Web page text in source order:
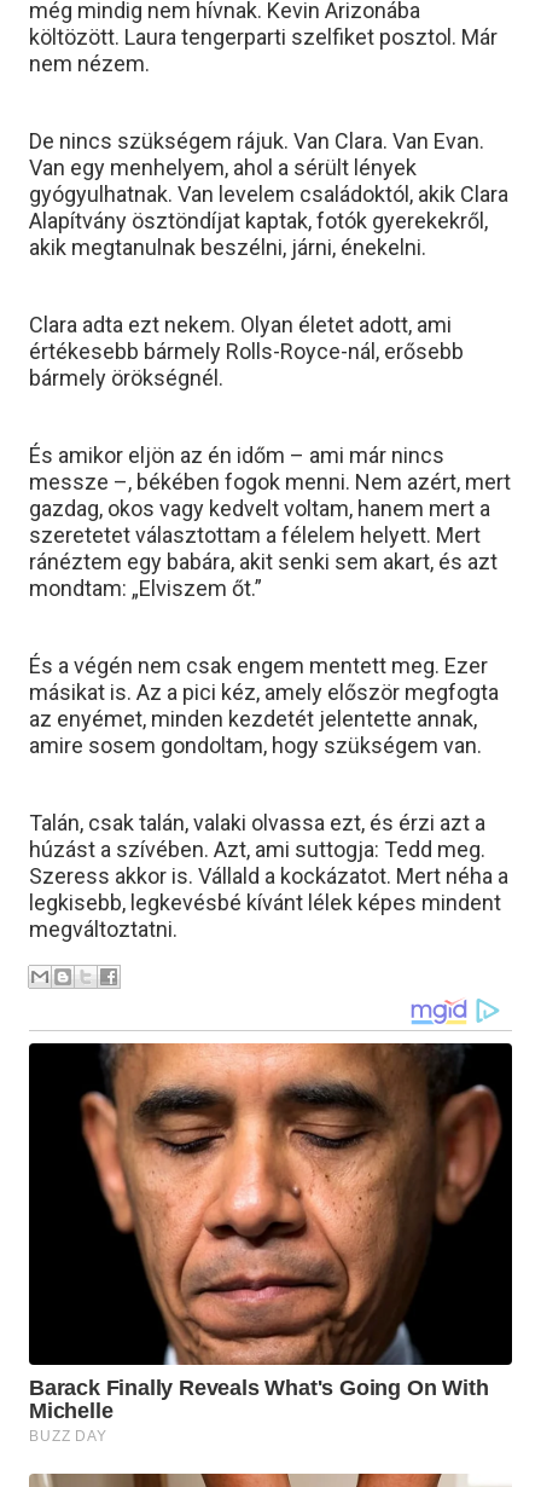
még mindig nem hívnak. Kevin Arizonába
költözött. Laura tengerparti szelfiket posztol. Már
nem nézem.
De nincs szükségem rájuk. Van Clara. Van Evan.
Van egy menhelyem, ahol a sérült lények
gyógyulhatnak. Van levelem családoktól, akik Clara
Alapítvány ösztöndíjat kaptak, fotók gyerekekről,
akik megtanulnak beszélni, járni, énekelni.
Clara adta ezt nekem. Olyan életet adott, ami
értékesebb bármely Rolls-Royce-nál, erősebb
bármely örökségnél.
És amikor eljön az én időm – ami már nincs
messze –, békében fogok menni. Nem azért, mert
gazdag, okos vagy kedvelt voltam, hanem mert a
szeretetet választottam a félelem helyett. Mert
ránéztem egy babára, akit senki sem akart, és azt
mondtam: „Elviszem őt.”
És a végén nem csak engem mentett meg. Ezer
másikat is. Az a pici kéz, amely először megfogta
az enyémet, minden kezdetét jelentette annak,
amire sosem gondoltam, hogy szükségem van.
Talán, csak talán, valaki olvassa ezt, és érzi azt a
húzást a szívében. Azt, ami suttogja: Tedd meg.
Szeress akkor is. Vállald a kockázatot. Mert néha a
legkisebb, legkevésbé kívánt lélek képes mindent
megváltoztatni.